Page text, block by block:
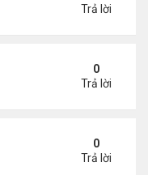
Trả lời
không thu tiền tác
0
Trả lời
là một đặc ân"0
Trả lời